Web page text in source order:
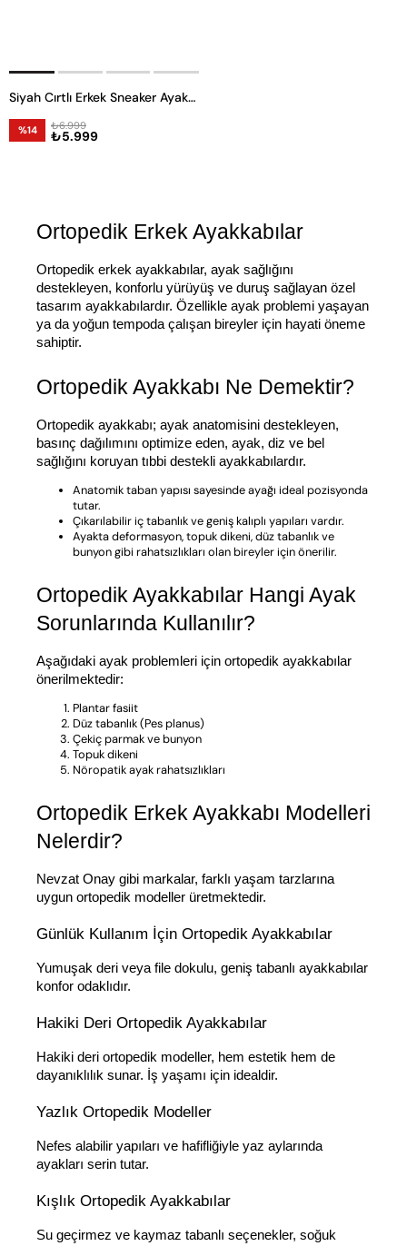
Siyah Cırtlı Erkek Sneaker Ayakkabı
%14 ₺5.999
₺6.999
Ortopedik Erkek Ayakkabılar
Ortopedik erkek ayakkabılar, ayak sağlığını
destekleyen, konforlu yürüyüş ve duruş sağlayan özel
tasarım ayakkabılardır. Özellikle ayak problemi yaşayan
ya da yoğun tempoda çalışan bireyler için hayati öneme
sahiptir.
Ortopedik Ayakkabı Ne Demektir?
Ortopedik ayakkabı; ayak anatomisini destekleyen,
basınç dağılımını optimize eden, ayak, diz ve bel
sağlığını koruyan tıbbi destekli ayakkabılardır.
Anatomik taban yapısı sayesinde ayağı ideal pozisyonda
tutar.
Çıkarılabilir iç tabanlık ve geniş kalıplı yapıları vardır.
Ayakta deformasyon, topuk dikeni, düz tabanlık ve
bunyon gibi rahatsızlıkları olan bireyler için önerilir.
Ortopedik Ayakkabılar Hangi Ayak
Sorunlarında Kullanılır?
Aşağıdaki ayak problemleri için ortopedik ayakkabılar
önerilmektedir:
Plantar fasiit
Düz tabanlık (Pes planus)
Çekiç parmak ve bunyon
Topuk dikeni
Nöropatik ayak rahatsızlıkları
Ortopedik Erkek Ayakkabı Modelleri
Nelerdir?
Nevzat Onay gibi markalar, farklı yaşam tarzlarına
uygun ortopedik modeller üretmektedir.
Günlük Kullanım İçin Ortopedik Ayakkabılar
Yumuşak deri veya file dokulu, geniş tabanlı ayakkabılar
konfor odaklıdır.
Hakiki Deri Ortopedik Ayakkabılar
Hakiki deri ortopedik modeller, hem estetik hem de
dayanıklılık sunar. İş yaşamı için idealdir.
Yazlık Ortopedik Modeller
Nefes alabilir yapıları ve hafifliğiyle yaz aylarında
ayakları serin tutar.
Kışlık Ortopedik Ayakkabılar
Su geçirmez ve kaymaz tabanlı seçenekler, soğuk